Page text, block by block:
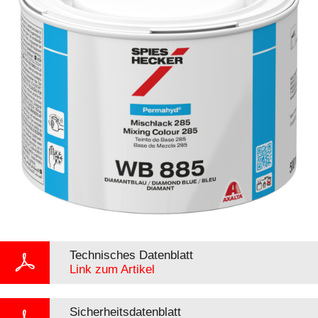
Technisches Datenblatt
Link zum Artikel
Sicherheitsdatenblatt